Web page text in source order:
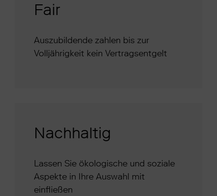
Fair
Auszubildende zahlen bis zur
Volljährigkeit kein Vertragsentgelt
Nachhaltig
Lassen Sie ökologische und soziale
Aspekte in Ihre Auswahl mit
einfließen